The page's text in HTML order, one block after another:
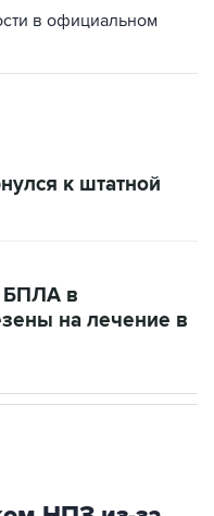
в официальном
к штатной
БПЛА в
на лечение в